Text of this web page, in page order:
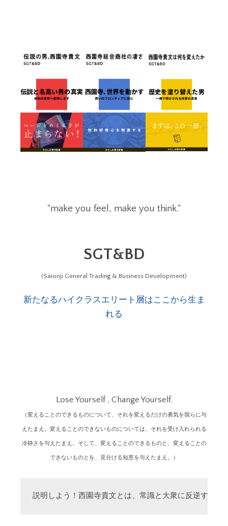
"make you feel, make you think."
SGT&BD
(Saionji General Trading & Business Development)
新たなるハイクラスエリート層はここから生ま
れる
Lose Yourself , Change Yourself.
（変えることのできるものについて、それを変えるだけの勇気を我らに与
えたまえ。変えることのできないものについては、それを受け入れられる
冷静さを与えたまえ。そして、変えることのできるものと、変えることの
できないものとを、見分ける知恵を与えたまえ。）
説明しよう！西園寺貴文とは、常識と大衆に反逆する